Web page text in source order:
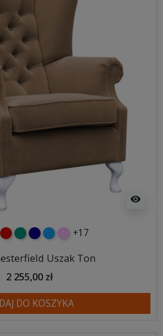
visibility
czerwony
turkusowy
granatowy
niebieski
różowy
+17
Uszak Ton
2 255,00 zł
DO KOSZYKA